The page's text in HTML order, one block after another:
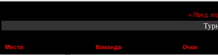
« Пред.
Место Команда
Очки